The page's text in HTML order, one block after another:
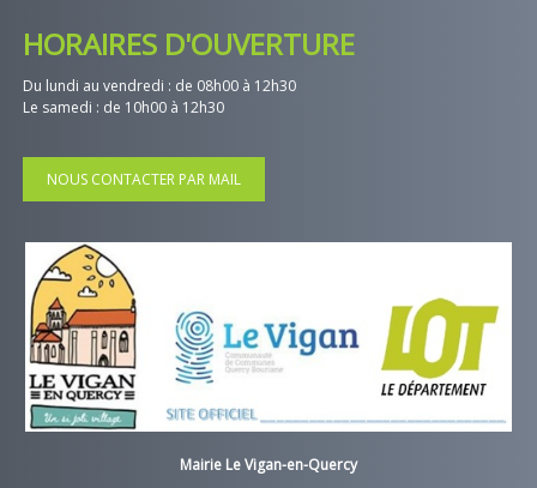
HORAIRES D'OUVERTURE
Du lundi au vendredi : de 08h00 à 12h30
Le samedi : de 10h00 à 12h30
NOUS CONTACTER PAR MAIL
Mairie Le Vigan-en-Quercy